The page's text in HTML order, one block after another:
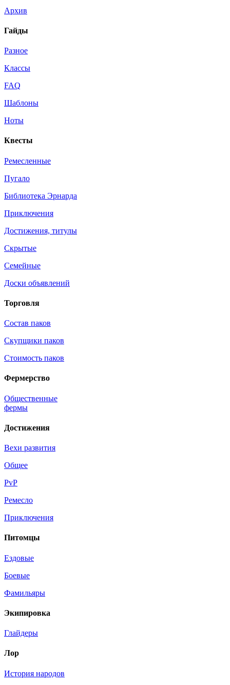
Архив
Гайды
Разное
Классы
FAQ
Шаблоны
Ноты
Квесты
Ремесленные
Пугало
Библиотека Эрнарда
Приключения
Достижения, титулы
Скрытые
Семейные
Доски объявлений
Торговля
Состав паков
Скупщики паков
Стоимость паков
Фермерство
Общественные
фермы
Достижения
Вехи развития
Общее
PvP
Ремесло
Приключения
Питомцы
Ездовые
Боевые
Фамильяры
Экипировка
Глайдеры
Лор
История народов